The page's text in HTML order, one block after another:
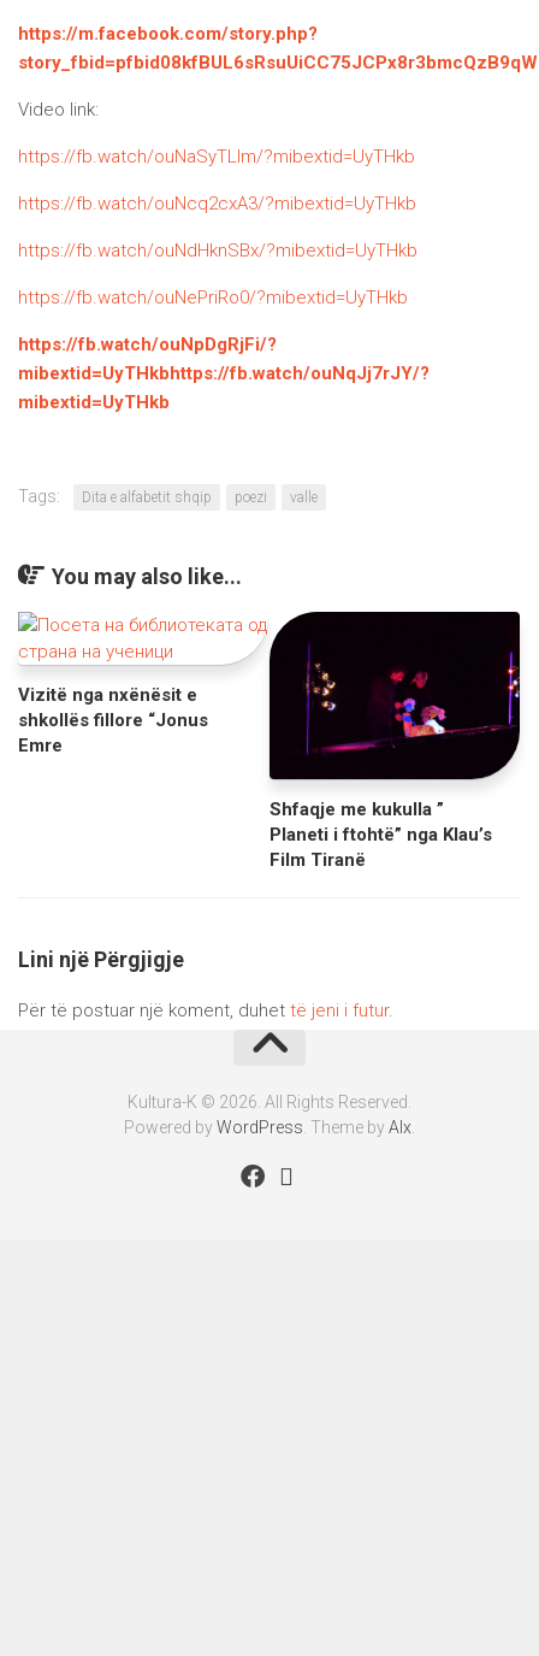
https://m.facebook.com/story.php?
Video link:
https://fb.watch/ouNaSyTLIm/?mibextid=UyTHkb
https://fb.watch/ouNcq2cxA3/?mibextid=UyTHkb
https://fb.watch/ouNdHknSBx/?mibextid=UyTHkb
https://fb.watch/ouNePriRo0/?mibextid=UyTHkb
https://fb.watch/ouNpDgRjFi/?
mibextid=UyTHkbhttps://fb.watch/ouNqJj7rJY/?
mibextid=UyTHkb
Tags: Dita e alfabetit shqip poezi valle
You may also like...
Vizitë nga nxënësit e
shkollës fillore “Jonus
Emre
Shfaqje me kukulla ”
Planeti i ftohtë” nga Klau’s
Film Tiranë
Lini një Përgjigje
Për të postuar një koment, duhet të jeni i futur.
Kultura-K © 2026. All Rights Reserved.
Powered byWordPress . Theme byAlx